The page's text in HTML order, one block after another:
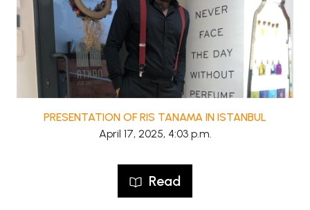
PRESENTATION OF RIS TANAMA IN ISTANBUL
April 17, 2025, 4:03 p.m.
Read